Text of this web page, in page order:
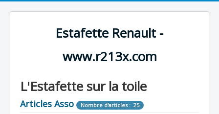
Estafette Renault -
www.r213x.com
L'Estafette sur la toile
Articles Asso Nombre d'articles : 25